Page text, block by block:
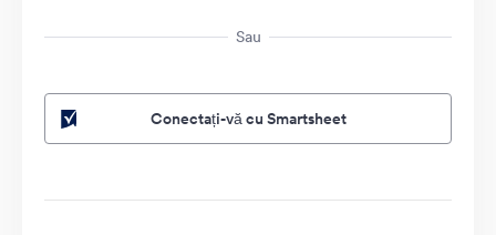
Sau
Conectați-vă cu Smartsheet